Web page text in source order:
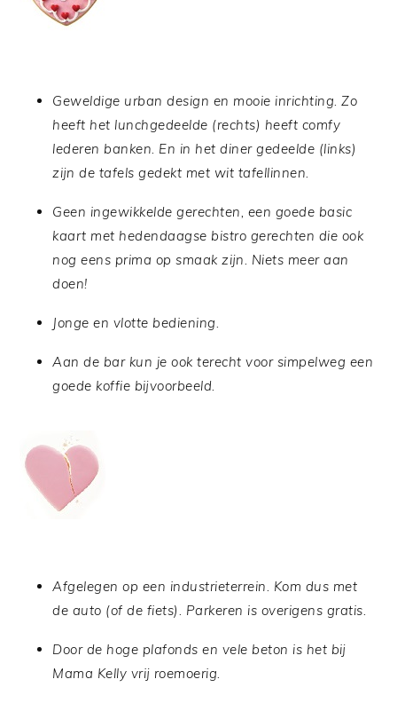
Geweldige urban design en mooie inrichting. Zo
heeft het lunchgedeelde (rechts) heeft comfy
lederen banken. En in het diner gedeelde (links)
zijn de tafels gedekt met wit tafellinnen.
Geen ingewikkelde gerechten, een goede basic
kaart met hedendaagse bistro gerechten die ook
nog eens prima op smaak zijn. Niets meer aan
doen!
Jonge en vlotte bediening.
Aan de bar kun je ook terecht voor simpelweg een
goede koffie bijvoorbeeld.
Afgelegen op een industrieterrein. Kom dus met
de auto (of de fiets). Parkeren is overigens gratis.
Door de hoge plafonds en vele beton is het bij
Mama Kelly vrij roemoerig.